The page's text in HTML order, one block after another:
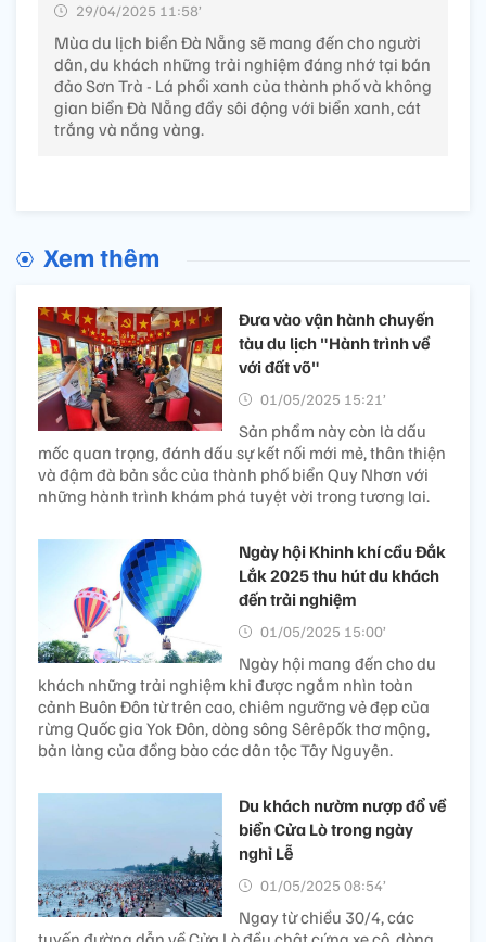
29/04/2025 11:58’
Mùa du lịch biển Đà Nẵng sẽ mang đến cho người
dân, du khách những trải nghiệm đáng nhớ tại bán
đảo Sơn Trà - Lá phổi xanh của thành phố và không
gian biển Đà Nẵng đầy sôi động với biển xanh, cát
trắng và nắng vàng.
Xem thêm
Đưa vào vận hành chuyến
tàu du lịch "Hành trình về
với đất võ"
01/05/2025 15:21’
Sản phẩm này còn là dấu
mốc quan trọng, đánh dấu sự kết nối mới mẻ, thân thiện
và đậm đà bản sắc của thành phố biển Quy Nhơn với
những hành trình khám phá tuyệt vời trong tương lai.
Ngày hội Khinh khí cầu Đắk
Lắk 2025 thu hút du khách
đến trải nghiệm
01/05/2025 15:00’
Ngày hội mang đến cho du
khách những trải nghiệm khi được ngắm nhìn toàn
cảnh Buôn Đôn từ trên cao, chiêm ngưỡng vẻ đẹp của
rừng Quốc gia Yok Đôn, dòng sông Sêrêpốk thơ mộng,
bản làng của đồng bào các dân tộc Tây Nguyên.
Du khách nườm nượp đổ về
biển Cửa Lò trong ngày
nghỉ Lễ
01/05/2025 08:54’
Ngay từ chiều 30/4, các